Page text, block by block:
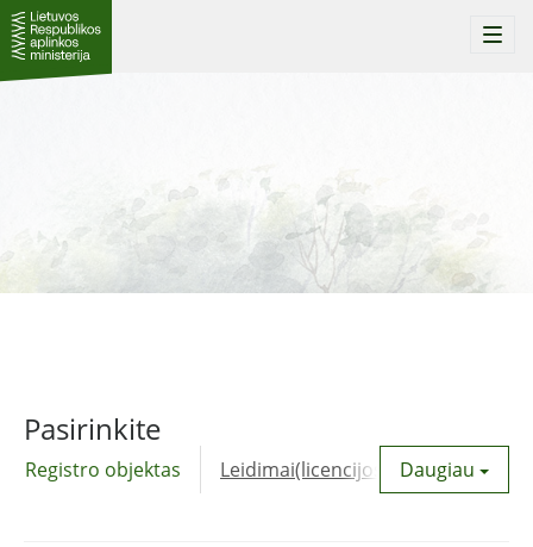
Pasirinkite
Registro objektas Leidimai(licencijos) Daugiau